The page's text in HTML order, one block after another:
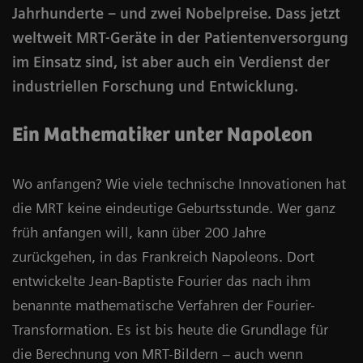
Jahrhunderte – und zwei Nobelpreise. Dass jetzt
weltweit MRT-Geräte in der Patientenversorgung
im Einsatz sind, ist aber auch ein Verdienst der
industriellen Forschung und Entwicklung.
Ein Mathematiker unter Napoleon
Wo anfangen? Wie viele technische Innovationen hat
die MRT keine eindeutige Geburtsstunde. Wer ganz
früh anfangen will, kann über 200 Jahre
zurückgehen, in das Frankreich Napoleons. Dort
entwickelte Jean-Baptiste Fourier das nach ihm
benannte mathematische Verfahren der Fourier-
Transformation. Es ist bis heute die Grundlage für
die Berechnung von MRT-Bildern – auch wenn